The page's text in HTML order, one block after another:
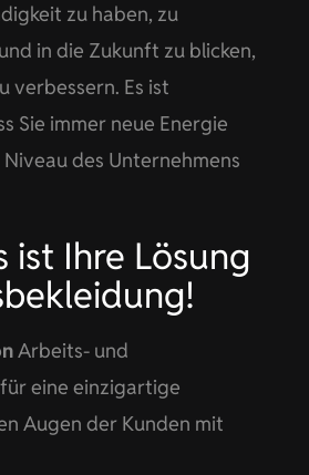
zu haben, zu
in die Zukunft zu blicken,
verbessern. Es ist
Sie immer neue Energie
des Unternehmens
ist Ihre Lösung
Arbeits- und
eine einzigartige
Augen der Kunden mit